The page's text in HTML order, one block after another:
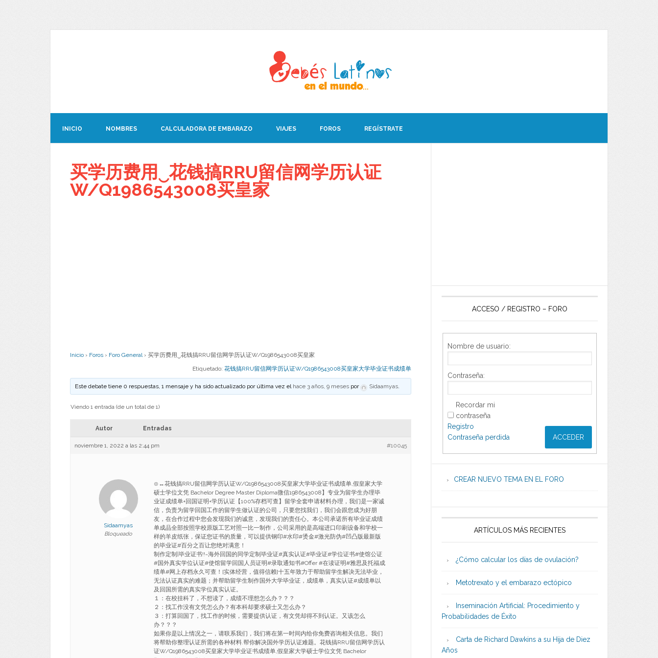
INICIO NOMBRES CALCULADORA DE EMBARAZO VIAJES FOROS REGÍSTRATE
买学历费用‿花钱搞RRU留信网学历认证
W/Q1986543008买皇家
Inicio › Foros › Foro General › 买学历费用‿花钱搞RRU留信网学历认证W/Q1986543008买皇家
Etiquetado: 花钱搞RRU留信网学历认证W/Q1986543008买皇家大学毕业证书成绩单
Este debate tiene 0 respuestas, 1 mensaje y ha sido actualizado por última vez el hace 3 años, 9 meses por Sidaamyas.
Viendo 1 entrada (de un total de 1)
Autor Entradas
noviembre 1, 2022 a las 2:44 pm #10045
Sidaamyas
Bloqueado
⊙↔花钱搞RRU留信网学历认证W/Q1986543008买皇家大学毕业证书成绩单,假皇家大学
硕士学位文凭 Bachelor Degree Master Diploma微信1986543008】专业为留学生办理毕
业证成绩单+回国证明+学历认证【100%存档可查】留学全套申请材料办理，我们是一家诚
信，负责为留学回国工作的留学生做认证的公司，只要您找我们，我们会跟您成为好朋
友，在合作过程中您会发现我们的诚意，发现我们的责任心。本公司承诺所有毕业证成绩
单成品全部按照学校原版工艺对照一比一制作，公司采用的是高端进口印刷设备和学校一
样的羊皮纸张，保证您证书的质量，可以提供钢印#水印#烫金#激光防伪#凹凸版最新版
的毕业证#百分之百让您绝对满意！
制作定制|毕业证书!!~海外回国的同学定制毕业证#真实认证#毕业证#学位证书#使馆公证
#国外真实学位认证#使馆留学回国人员证明#录取通知书#Offer #在读证明#雅思及托福成
绩单#网上存档永久可查！[实体经营，值得信赖]十五年致力于帮助留学生解决无法毕业，
无法认证真实的难题；并帮助留学生制作国外大学毕业证，成绩单，真实认证#成绩单以
及回国所需的真实学位真实认证。
１：在校挂科了，不想读了，成绩不理想怎么办？？？
２：找工作没有文凭怎么办？有本科却要求硕士又怎么办？
３：打算回国了，找工作的时候，需要提供认证，有文凭却得不到认证。又该怎么
办？？？
如果你是以上情况之一，请联系我们，我们将在第一时间内给你免费咨询相关信息。我们
将帮助你整理认证所需的各种材料.帮你解决国外学历认证难题。花钱搞RRU留信网学历认
证W/Q1986543008买皇家大学毕业证书成绩单,假皇家大学硕士学位文凭 Bachelor
ACCESO / REGISTRO – FORO
Nombre de usuario:
Contraseña:
Recordar mi
contraseña
ACCEDER
Registro
Contraseña perdida
CREAR NUEVO TEMA EN EL FORO
ARTÍCULOS MÁS RECIENTES
¿Cómo calcular los días de ovulación?
Metotrexato y el embarazo ectópico
Inseminación Artificial: Procedimiento y
Probabilidades de Éxito
Carta de Richard Dawkins a su Hija de Diez
Años